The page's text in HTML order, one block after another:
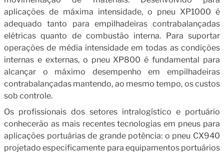
aplicações de máxima intensidade, o pneu XP1000 é
adequado tanto para empilhadeiras contrabalançadas
elétricas quanto de combustão interna. Para suportar
operações de média intensidade em todas as condições
internas e externas, o pneu XP800 é fundamental para
alcançar o máximo desempenho em empilhadeiras
contrabalançadas mantendo, ao mesmo tempo, os custos
sob controle.
Os profissionais dos setores intralogístico e portuário
conhecerão as mais recentes tecnologias em pneus para
aplicações portuárias de grande potência: o pneu CX940
projetado especificamente para equipamentos portuários